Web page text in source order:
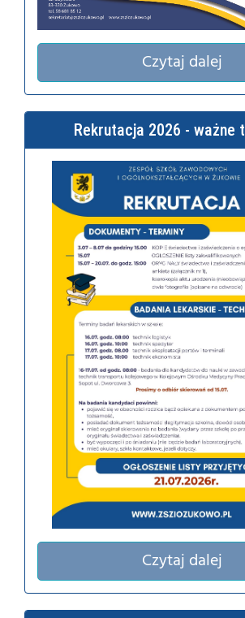
Czytaj dalej
Rekrutacja 2026 - ważne
Czytaj dalej